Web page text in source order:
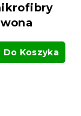
Do Koszyka